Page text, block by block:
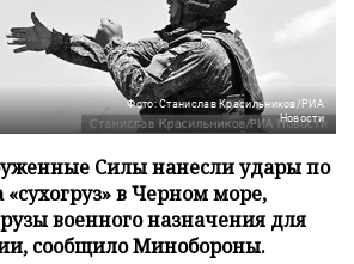
Фото: Станислав Красильников/РИА
Новости
Силы нанесли удары по
в Черном море,
военного назначения для
сообщило Минобороны.